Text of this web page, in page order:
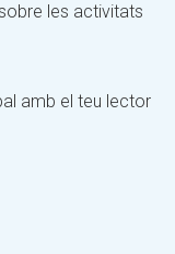
les activitats
amb el teu lector